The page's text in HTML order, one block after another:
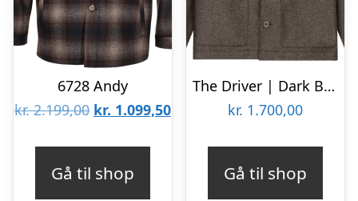
6728 Andy
kr.2.199,00 Den
kr. 1.099,50Den
Gå til shop
The Driver | Dark Brown
kr. 1.700,00
Gå til shop